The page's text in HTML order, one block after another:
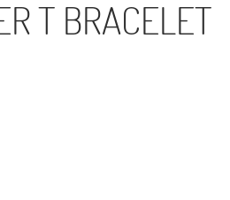
T BRACELET